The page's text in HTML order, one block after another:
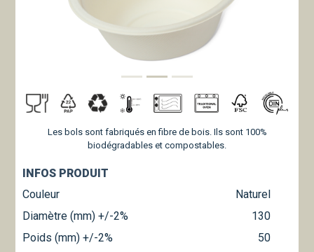
Les bols sont fabriqués en fibre de bois. Ils sont 100%
biodégradables et compostables.
INFOS PRODUIT
Couleur
Naturel
Diamètre (mm) +/-2%
130
Poids (mm) +/-2%
50